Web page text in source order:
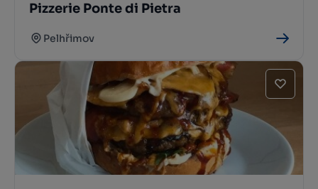
Pizzerie Ponte di Pietra
Pelhřimov